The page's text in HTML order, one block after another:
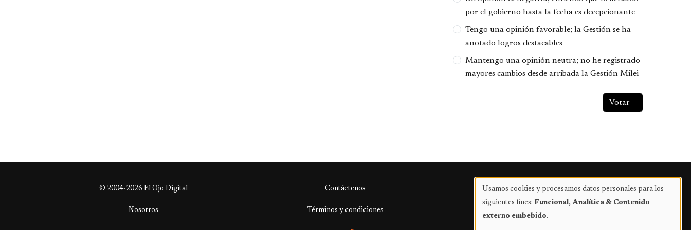
por el gobierno hasta la fecha es decepcionante
Tengo una opinión favorable; la Gestión se ha
anotado logros destacables
Mantengo una opinión neutra; no he registrado
mayores cambios desde arribada la Gestión Milei
© 2004-2026 El Ojo Digital Contáctenos Publicidad
Nosotros Términos y condiciones
Uso
de
Usamos cookies y procesamos datos personales para los
siguientes fines: Funcional, Analítica & Contenido
externo embebido.